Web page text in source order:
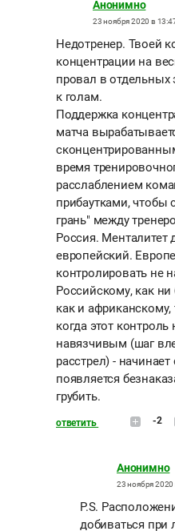
Анонимно
23 ноября 2020 в
Недотренер. Твоей
концентрации на
провал в отдельных
к голам.
Поддержка
матча
время
расслаблением
прибаутками, чтобы
грань" между
Россия. Менталитет
европейский.
контролировать не
Российскому, как
как и африканскому,
когда этот
навязчивым (шаг
расстрел) -
появляется
грубить.
ответить -2
Анонимно
23 ноября 2020
P.S.
добиваться при